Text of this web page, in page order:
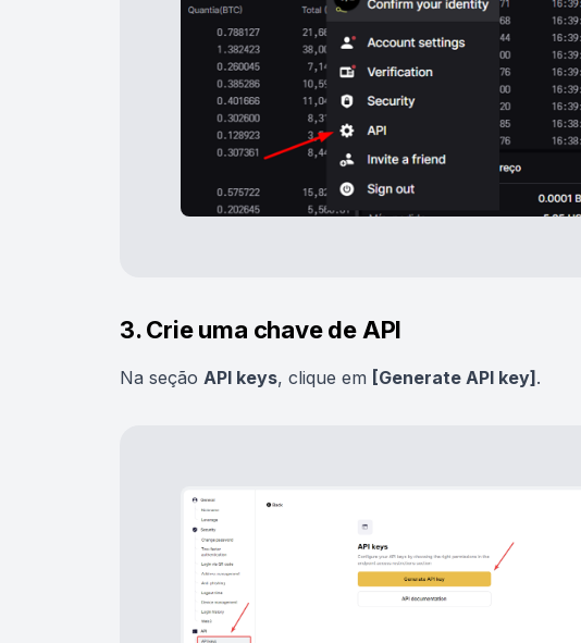
3. Crie uma chave de API
Na seção API keys, clique em [Generate API key] .